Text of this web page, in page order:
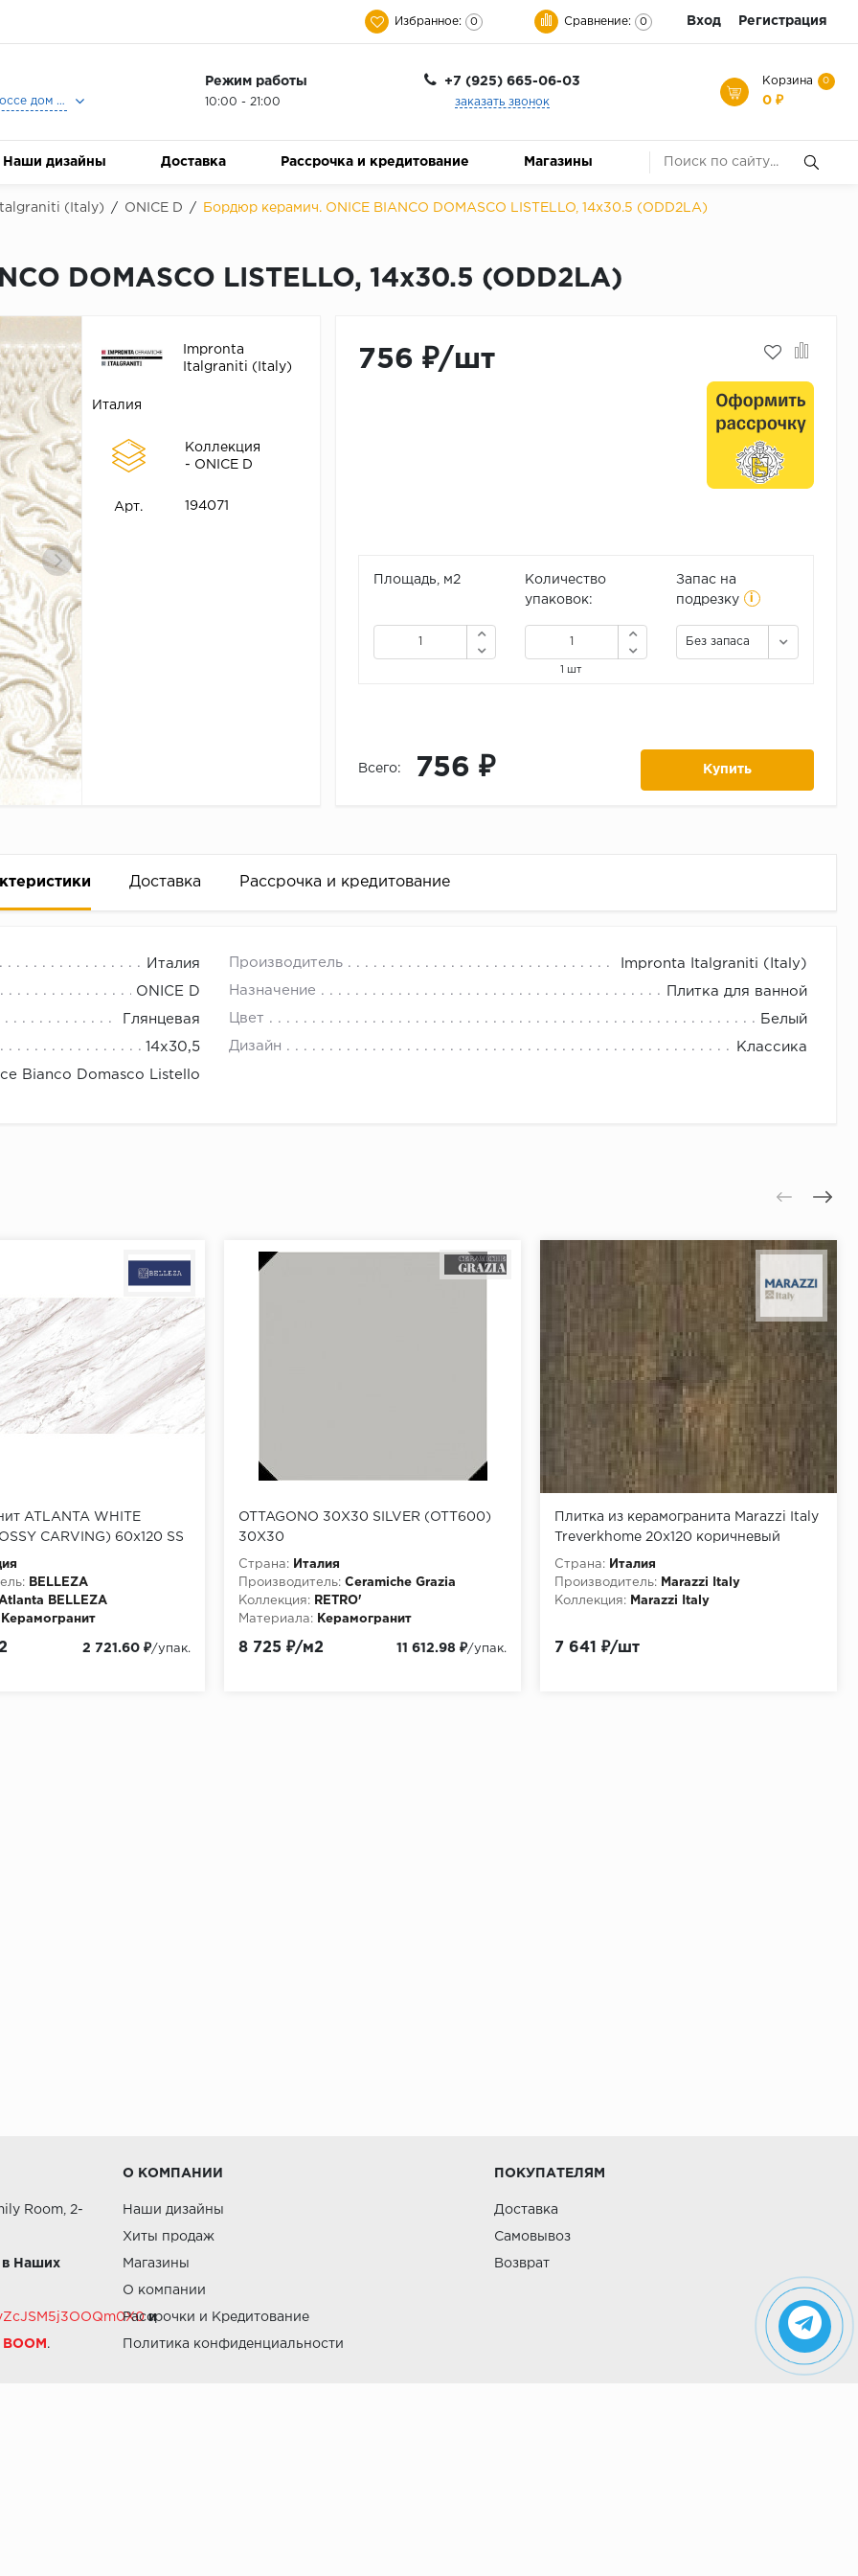
Избранное: 0 Сравнение: 0 Вход Регистрация
Москва, Ленинградское шоссе дом 25, Торговый Центр Family Room, 2-ой этаж, Магазин Керамический Бум.
Режим работы
10:00 - 21:00
+7 (925) 665-06-03
заказать звонок
Корзина 0
0 ₽
Наши дизайны Доставка Рассрочка и кредитование Магазины
(Italy) / ONICE D / Бордюр керамич. ONICE BIANCO DOMASCO LISTELLO, 14x30.5 (ODD2LA)
DOMASCO LISTELLO, 14x30.5 (ODD2LA)
Impronta
Italgraniti (Italy)
Италия
Коллекция
- ONICE D
Арт. 194071
756 ₽/шт
Площадь, м2
Количество
упаковок:
1 шт
Запас на
подрезку
i
Без запаса
Всего: 756 ₽ Купить
Доставка Рассрочка и кредитование
Италия Производитель Impronta Italgraniti (Italy)
ONICE D Назначение Плитка для ванной
Глянцевая Цвет Белый
14x30,5 Дизайн Классика
Bianco Domasco Listello
деньгами
ATLANTA WHITE
CARVING) 60х120 SS
33уп)
BELLEZA
BELLEZA
Керамогранит
2 721.60 ₽/упак.
OTTAGONO 30X30 SILVER (OTT600)
30X30
Страна:
Италия
Производитель: Ceramiche Grazia
Коллекция:
RETRO'
Материала:
Керамогранит
8 725 ₽/м2 11 612.98 ₽/упак.
Плитка из керамогранита Marazzi Italy
Treverkhome 20x120 коричневый
(MJWH)
Страна:
Италия
Производитель:
Marazzi Italy
Коллекция:
Marazzi Italy
7 641 ₽/шт
Room, 2-
в Наших
и
.
О КОМПАНИИ
Наши дизайны
Хиты продаж
Магазины
О компании
Рассрочки и Кредитование
Политика конфиденциальности
ПОКУПАТЕЛЯМ
Доставка
Самовывоз
Возврат